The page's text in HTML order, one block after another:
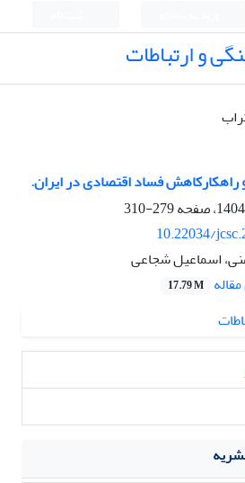
و ارتباطات
راهکارکاهش فساد اقتصادی در ایران.
279-310
10.22034/
اسماعیل شجاعی
17.79 M